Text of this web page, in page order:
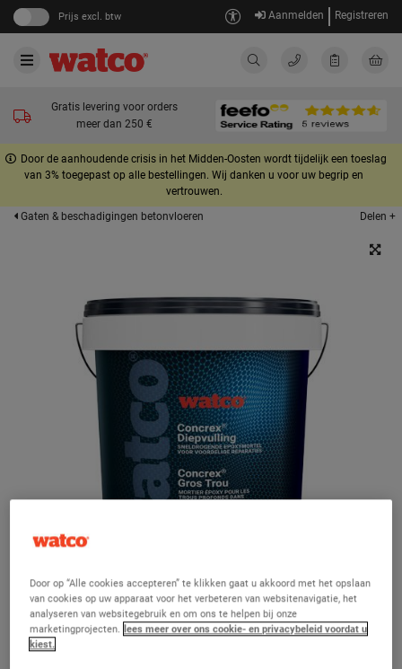
Prijs excl. btw Aanmelden Registreren
Gratis levering voor orders
meer dan 250 €
Door de aanhoudende crisis in het Midden-Oosten wordt tijdelijk een toeslag
van 3% toegepast op alle bestellingen. Wij danken u voor uw begrip en
vertrouwen.
Gaten & beschadigingen betonvloeren
Delen +
Door op “Alle cookies accepteren” te klikken gaat u akkoord met het opslaan
van cookies op uw apparaat voor het verbeteren van websitenavigatie, het
analyseren van websitegebruik en om ons te helpen bij onze
marketingprojecten. lees meer over ons cookie- en privacybeleid voordat u
kiest.